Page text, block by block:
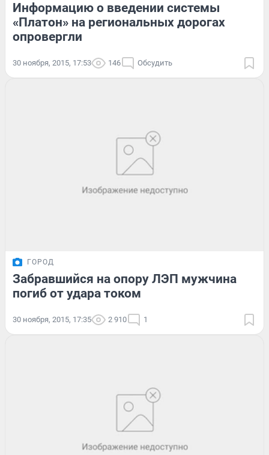
Информацию о введении системы
«Платон» на региональных дорогах
опровергли
30 ноября, 2015, 17:53 146 Обсудить
ГОРОД
Забравшийся на опору ЛЭП мужчина
погиб от удара током
30 ноября, 2015, 17:35 2 910 1